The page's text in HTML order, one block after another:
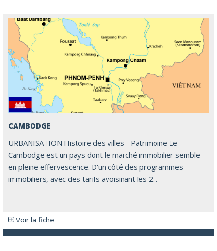
CAMBODGE
URBANISATION Histoire des villes - Patrimoine Le
Cambodge est un pays dont le marché immobilier semble
en pleine effervescence. D'un côté des programmes
immobiliers, avec des tarifs avoisinant les 2...
Voir la fiche